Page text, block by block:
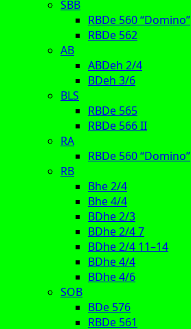
SBB
RBDe 560 “Domino”
RBDe 562
AB
ABDeh 2/4
BDeh 3/6
BLS
RBDe 565
RBDe 566 II
RA
RBDe 560 “Domino”
RB
Bhe 2/4
Bhe 4/4
BDhe 2/3
BDhe 2/4 7
BDhe 2/4 11–14
BDhe 4/4
BDhe 4/6
SOB
BDe 576
RBDe 561